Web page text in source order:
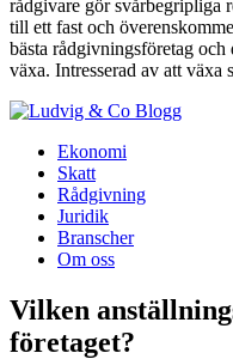
rådgivare gör svårbegripliga
till ett fast och
bästa rådgivningsföretag
växa. Intresserad av att växa
Blogg
Ekonomi
Skatt
Rådgivning
Juridik
Branscher
Om oss
Vilken
företaget?